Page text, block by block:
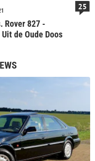
Rover 827 -
de Oude Doos
25